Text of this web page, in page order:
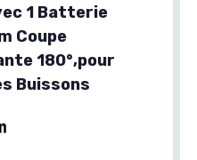
1 Batterie
Coupe
180°,pour
Buissons